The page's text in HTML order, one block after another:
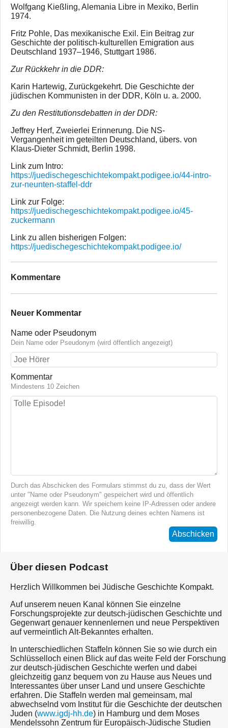
Wolfgang Kießling, Alemania Libre in Mexiko, Berlin
1974.
Fritz Pohle, Das mexikanische Exil. Ein Beitrag zur
Geschichte der politisch-kulturellen Emigration aus
Deutschland 1937–1946, Stuttgart 1986.
Zur Rückkehr in die DDR:
Karin Hartewig, Zurückgekehrt. Die Geschichte der
jüdischen Kommunisten in der DDR, Köln u. a. 2000.
Zu den Restitutionsdebatten in der DDR:
Jeffrey Herf, Zweierlei Erinnerung. Die NS-
Vergangenheit im geteilten Deutschland, übers. von
Klaus-Dieter Schmidt, Berlin 1998.
Link zum Intro:
https://juedischegeschichtekompakt.podigee.io/44-intro-
zur-neunten-staffel-ddr
Link zur Folge:
https://juedischegeschichtekompakt.podigee.io/45-
zuckermann
Link zu allen bisherigen Folgen:
https://juedischegeschichtekompakt.podigee.io/
Kommentare
Neuer Kommentar
Name oder Pseudonym
Dein Name oder Pseudonym (wird öffentlich angezeigt)
Kommentar
Mindestens 10 Zeichen
Durch das Abschicken des Formulars stimmst du zu, dass der Wert
unter "Name oder Pseudonym" gespeichert wird und öffentlich
angezeigt werden kann. Wir speichern keine IP-Adressen oder andere
personenbezogene Daten. Die Nutzung deines echten Namens ist
freiwillig.
Abschicken
Über diesen Podcast
Herzlich Willkommen bei Jüdische Geschichte Kompakt.
Auf unserem neuen Kanal können Sie einzelne
Forschungsprojekte zur deutsch-jüdischen Geschichte und
Gegenwart genauer kennenlernen und neue Perspektiven
auf vermeintlich Alt-Bekanntes erhalten.
In unterschiedlichen Staffeln können Sie so wie durch ein
Schlüsselloch einen Blick auf das weite Feld der Forschung
zur deutsch-jüdischen Geschichte werfen und dabei
gleichzeitig ganz bequem von zu Hause aus Neues und
Interessantes über unser Land und unsere Geschichte
erfahren. Die Staffeln werden mal gemeinsam, mal
abwechselnd vom Institut für die Geschichte der deutschen
Juden (www.igdj-hh.de) in Hamburg und dem Moses
Mendelssohn Zentrum für Europäisch-Jüdische Studien